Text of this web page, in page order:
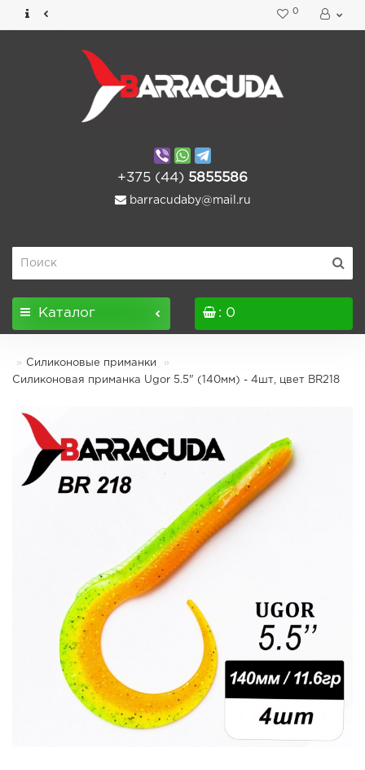
0
+375 (44) 5855586
barracudaby@mail.ru
Каталог : 0
Силиконовые приманки
Силиконовая приманка Ugor 5.5" (140мм) - 4шт, цвет BR218